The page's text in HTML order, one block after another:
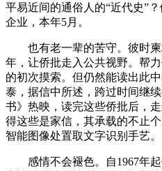
平易近间的通俗人的“近代史”
企业，本年5月。
也有老一辈的苦守。彼时柬
年，让侨批走入公共视野。帮
的初次摸索。但仍然能读出此
泰，据信中所述，跨过时间继
书》热映，读完这些侨批后，
得这些是家信，其承载的不止
智能图像处置取文字识别手艺。
感情不会褪色。自1967年起